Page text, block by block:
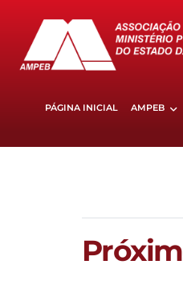
PÁGINA INICIAL AMPEB